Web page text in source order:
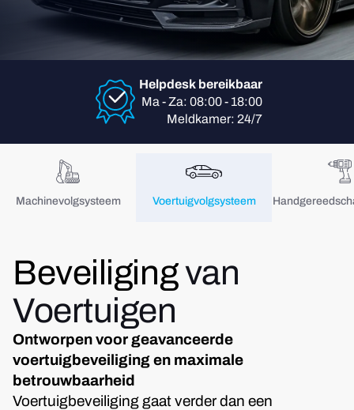
Helpdesk bereikbaar
Ma - Za: 08:00 - 18:00
Meldkamer: 24/7
Machinevolgsysteem Voertuigvolgsysteem
Beveiligingvan
Voertuigen
Ontworpen voor geavanceerde
voertuigbeveiliging en maximale
betrouwbaarheid
Voertuigbeveiliging gaat verder dan een